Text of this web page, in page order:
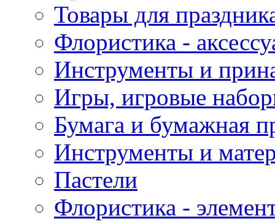
Товары для
Флористика -
Инструменты и
Игры, игровые
Бумага и бумажная
Инструменты и
Пастели
Флористика -